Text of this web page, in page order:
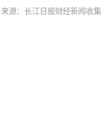
来源：长江日报财经新闻收集